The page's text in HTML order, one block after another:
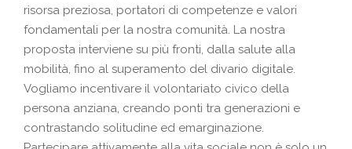
risorsa preziosa, portatori di competenze e valori
fondamentali per la nostra comunità. La nostra
proposta interviene su più fronti, dalla salute alla
mobilità, fino al superamento del divario digitale.
Vogliamo incentivare il volontariato civico della
persona anziana, creando ponti tra generazioni e
contrastando solitudine ed emarginazione.